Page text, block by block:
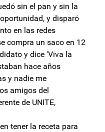
sin el pan y sin la
y disparó
en las redes
compra un saco en 12
y dice 'Viva la
hace años
y nadie me
amigos del
de UNITE,
tener la receta para